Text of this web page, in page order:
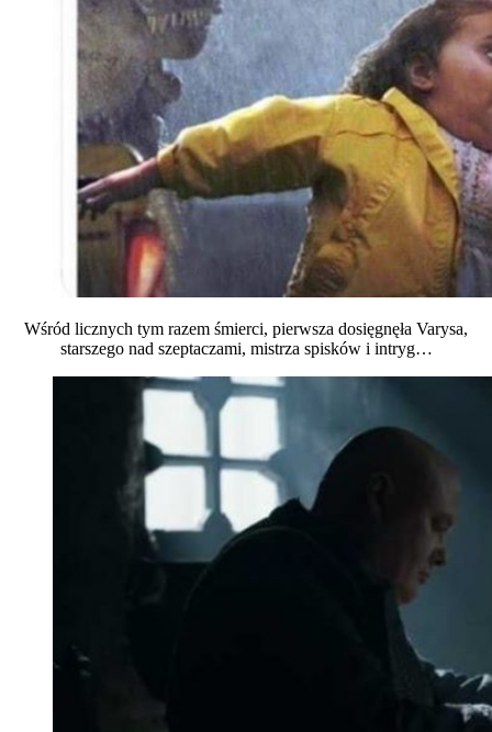
Wśród licznych tym razem śmierci, pierwsza dosięgnęła Varysa,
starszego nad szeptaczami, mistrza spisków i intryg…